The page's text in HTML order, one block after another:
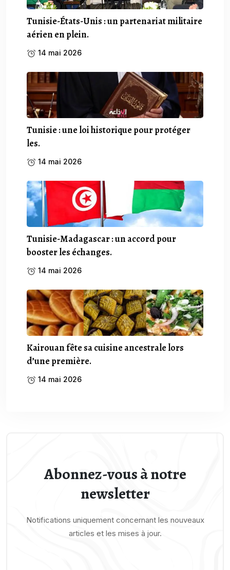
Tunisie-États-Unis : un partenariat militaire
aérien en plein.
14 mai 2026
Tunisie : une loi historique pour protéger
les.
14 mai 2026
Tunisie-Madagascar : un accord pour
booster les échanges.
14 mai 2026
Kairouan fête sa cuisine ancestrale lors
d’une première.
14 mai 2026
Abonnez-vous à notre
newsletter
Notifications uniquement concernant les nouveaux
articles et les mises à jour.